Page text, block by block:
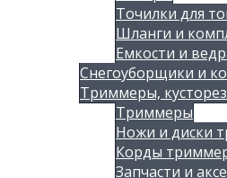
Точилки для
Шланги и
Емкости и
Снегоуборщики и
Триммеры,
Триммеры
Ножи и диски
Корды
Запчасти и